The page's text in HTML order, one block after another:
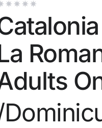
registrato ?
Creare un account